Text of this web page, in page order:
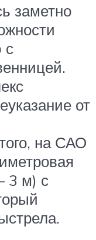
заметно
с
от
на САО
3 м) с